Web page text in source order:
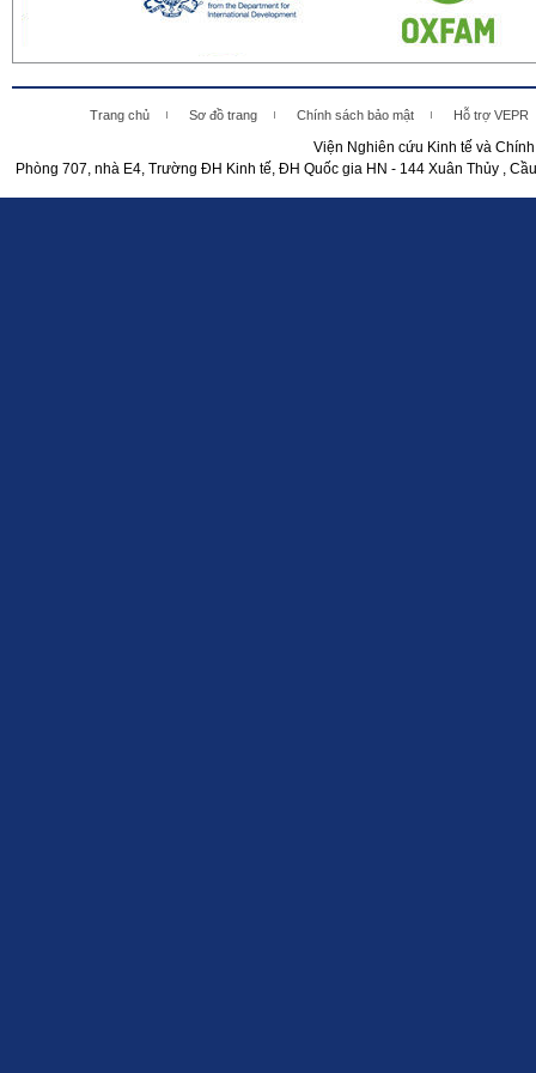
Trang chủ Sơ đồ trang Chính sách bảo mật Hỗ trợ VEPR
Viện Nghiên cứu Kinh tế và
Phòng 707, nhà E4, Trường ĐH Kinh tế, ĐH Quốc gia HN - 144 Xuân Thủy ,